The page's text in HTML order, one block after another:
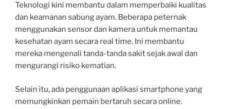
Teknologi kini membantu dalam memperbaiki kualitas
dan keamanan sabung ayam. Beberapa peternak
menggunakan sensor dan kamera untuk memantau
kesehatan ayam secara real time. Ini membantu
mereka mengenali tanda-tanda sakit sejak awal dan
mengurangi risiko kematian.
Selain itu, ada penggunaan aplikasi smartphone yang
memungkinkan pemain bertaruh secara online.